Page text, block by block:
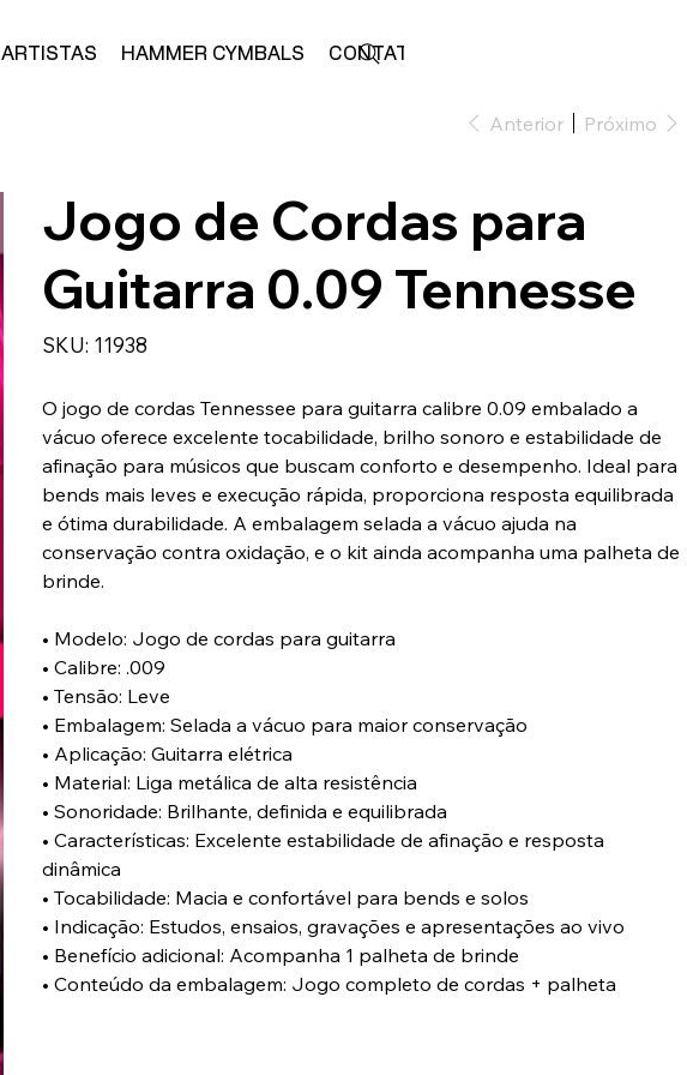
ARTISTAS HAMMER CYMBALS CONTATO
Anterior Próximo
Jogo de Cordas para
Guitarra 0.09 Tennesse
SKU: SKU
11938
11938
O jogo de cordas Tennessee para guitarra calibre 0.09 embalado a
vácuo oferece excelente tocabilidade, brilho sonoro e estabilidade de
afinação para músicos que buscam conforto e desempenho. Ideal para
bends mais leves e execução rápida, proporciona resposta equilibrada
e ótima durabilidade. A embalagem selada a vácuo ajuda na
conservação contra oxidação, e o kit ainda acompanha uma palheta de
brinde.
• Modelo: Jogo de cordas para guitarra
• Calibre: .009
• Tensão: Leve
• Embalagem: Selada a vácuo para maior conservação
• Aplicação: Guitarra elétrica
• Material: Liga metálica de alta resistência
• Sonoridade: Brilhante, definida e equilibrada
• Características: Excelente estabilidade de afinação e resposta
dinâmica
• Tocabilidade: Macia e confortável para bends e solos
• Indicação: Estudos, ensaios, gravações e apresentações ao vivo
• Benefício adicional: Acompanha 1 palheta de brinde
• Conteúdo da embalagem: Jogo completo de cordas + palheta